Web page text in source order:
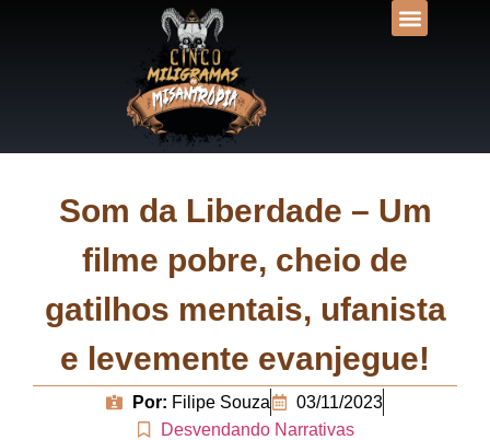
Som da Liberdade – Um
filme pobre, cheio de
gatilhos mentais, ufanista
e levemente evanjegue!
Por: Filipe Souza
03/11/2023
Desvendando Narrativas